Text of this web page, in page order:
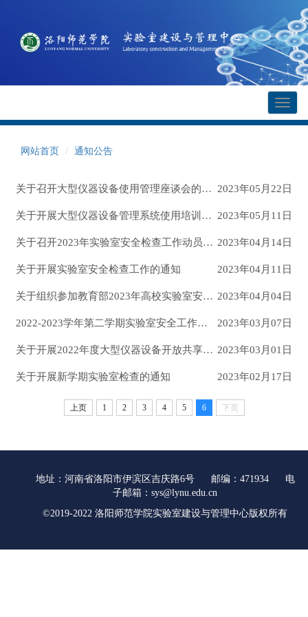
Toggle
网站首页 通知公告
关于召开大型仪器设备使用管理座谈会的通知 2023年05月22日
关于开展大型仪器设备管理系统使用培训的通知 2023年05月11日
关于召开2023年实验室安全检查工作动员部署会的通知 2023年04月14日
关于开展实验室安全检查工作的通知 2023年04月11日
关于组织参加教育部2023年高校实验室安全检查启动暨培训会的通知 2023年04月04日
2022-2023学年第二学期实验室安全工作检查情况通报（二） 2023年03月07日
关于开展2022年度大型仪器设备开放共享绩效评价的通知 2023年03月01日
关于开展新学期实验室检查的通知 2023年02月17日
上页 1 2 3 4 5 6 下页
地址：河南省洛阳市伊滨区吉庆路6号 邮编：471934 电
子邮箱：sys@lynu.edu.cn
©2019-2022 洛阳师范学院实验室建设与管理中心版权所有